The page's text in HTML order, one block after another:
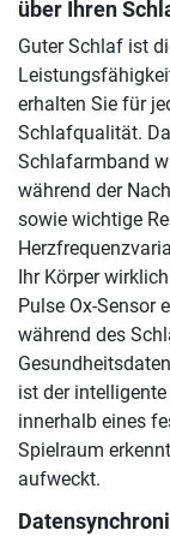
über Ihren
Guter Schlaf ist
erhalten Sie für
Schlafqualität.
Schlafarmband
während der
sowie wichtige
Ihr Körper
Pulse Ox-Sensor
während des
ist der
innerhalb eines
Spielraum
aufweckt.